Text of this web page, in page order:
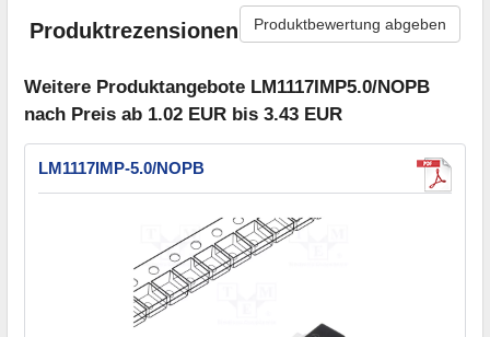
Produktrezensionen Produktbewertung abgeben
Weitere Produktangebote LM1117IMP5.0/NOPB
nach Preis ab 1.02 EUR bis 3.43 EUR
LM1117IMP-5.0/NOPB